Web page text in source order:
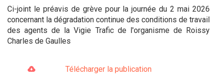
Ci-joint le préavis de grève pour la journée du 2 mai 2026
concernant la dégradation continue des conditions de travail
des agents de la Vigie Trafic de l'organisme de Roissy
Charles de Gaulles
Télécharger la publication